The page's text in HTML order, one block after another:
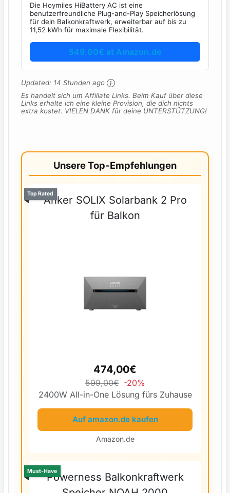
Die Hoymiles HiBattery AC ist eine
benutzerfreundliche Plug-and-Play Speicherlösung
für dein Balkonkraftwerk, erweiterbar auf bis zu
11,52 kWh für maximale Flexibilität.
549,00€ at Amazon.de
Updated: 14 Stunden ago
Es handelt sich um Affiliate Links. Beim Kauf über diese
Links erhalte ich eine kleine Provision, die dich nichts
extra kostet. VIELEN DANK für deine UNTERSTÜTZUNG!
Unsere Top-Empfehlungen
Anker SOLIX Solarbank 2 Pro
für Balkon
Top Rated
474,00€
599,00€ -20%
2400W All-in-One Lösung fürs Zuhause
Auf amazon.de kaufen
Amazon.de
Powerness Balkonkraftwerk
Must-Have